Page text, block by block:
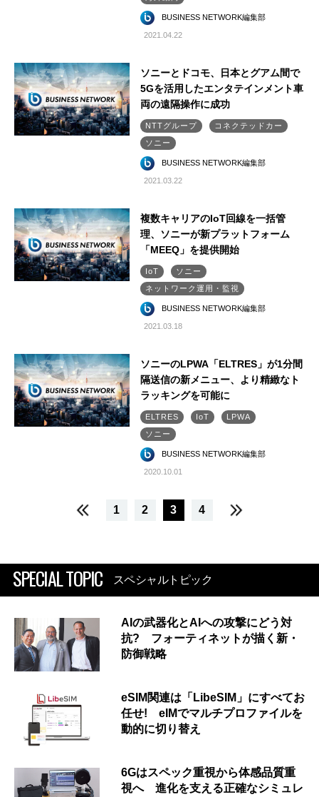
BUSINESS NETWORK編集部
2021.04.22
ソニーとドコモ、日本とグアム間で
5Gを活用したエンタテインメント車
両の遠隔操作に成功
NTTグループ
コネクテッドカー
ソニー
BUSINESS NETWORK編集部
2021.03.22
複数キャリアのIoT回線を一括管
理、ソニーが新プラットフォーム
「MEEQ」を提供開始
IoT
ソニー
ネットワーク運用・監視
BUSINESS NETWORK編集部
2021.03.18
ソニーのLPWA「ELTRES」が1分間
隔送信の新メニュー、より精緻なト
ラッキングを可能に
ELTRES IoT
LPWA
ソニー
BUSINESS NETWORK編集部
2020.10.01
1 2 3 4
SPECIAL TOPIC スペシャルトピック
AIの武器化とAIへの攻撃にどう対
抗? フォーティネットが描く新・
防御戦略
eSIM関連は「LibeSIM」にすべてお
任せ! eIMでマルチプロファイルを
動的に切り替え
6Gはスペック重視から体感品質重
視へ 進化を支える正確なシミュレ